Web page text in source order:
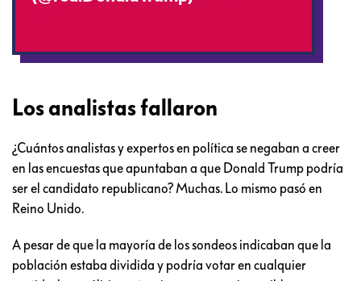
Just arrived in Scotland. Place is
their country back, just like we will
— Donald J. Trump
(@realDonaldTrump)June 24,
2016